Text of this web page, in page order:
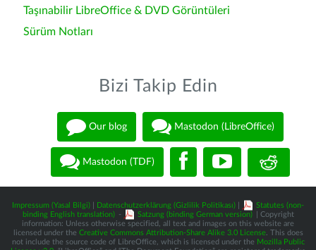
Taşınabilir LibreOffice & DVD Görüntüleri
Sürüm Notları
Bizi Takip Edin
Our blog Mastodon (LibreOffice)
Mastodon (TDF)
Impressum (Yasal Bilgi) Datenschutzerklärung (Gizlilik Politikası)
Statutes (non-
binding English translation) - Satzung (binding German version)
| Copyright
information: Unless otherwise specified, all text and images on this website are
licensed under the Creative Commons Attribution-Share Alike 3.0 License. This does
not include the source code of LibreOffice, which is licensed under the Mozilla Public